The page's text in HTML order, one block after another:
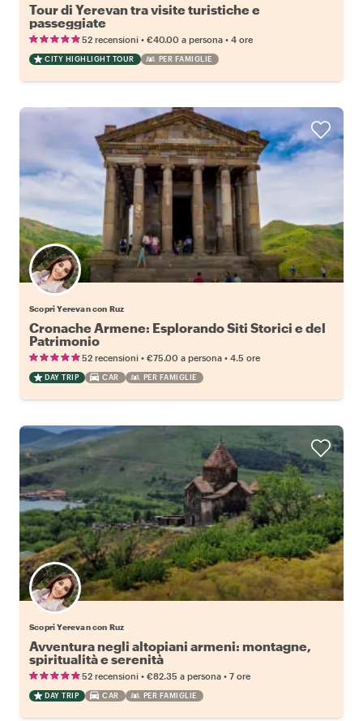
Tour di Yerevan tra visite turistiche e
passeggiate
52 recensioni • €40.00 a persona • 4 ore
CITY HIGHLIGHT TOUR PER FAMIGLIE
Scopri Yerevan con Ruz
Cronache Armene: Esplorando Siti Storici e del
Patrimonio
52 recensioni • €75.00 a persona • 4.5 ore
DAY TRIP CAR PER FAMIGLIE
Scopri Yerevan con Ruz
Avventura negli altopiani armeni: montagne,
spiritualità e serenità
52 recensioni • €82.35 a persona • 7 ore
DAY TRIP CAR PER FAMIGLIE